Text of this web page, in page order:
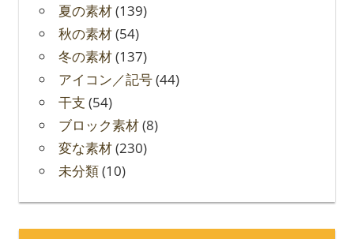
夏の素材(139)
秋の素材(54)
冬の素材(137)
アイコン／記号(44)
干支 (54)
ブロック素材(8)
変な素材(230)
未分類(10)